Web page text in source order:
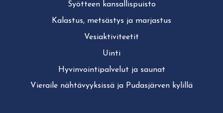
Syötteen kan­sal­lis­puis­to
Kalastus, metsästys ja marjastus
Ve­siak­ti­vi­tee­tit
Uinti
Hy­vin­voin­ti­pal­ve­lut ja saunat
Vieraile näh­tä­vyyk­sis­sä ja Pudasjärven kylillä